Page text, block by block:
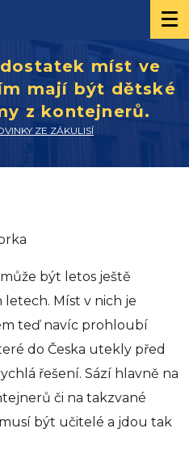
míst ve
mají být dětské
z kontejnerů.
ZE ZÁKULISÍ
být letos ještě
letech. Míst v nich je
teď navíc prohloubí
do Česka utekly před
řešení. Sází hlavně na
či na takzvané
být učitelé a jdou tak